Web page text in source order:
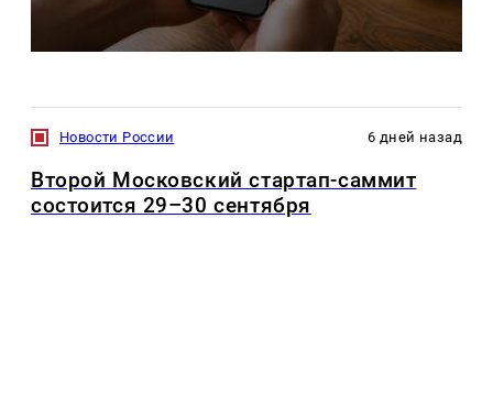
Новости России 6 дней назад
Второй Московский стартап-саммит
состоится 29–30 сентября